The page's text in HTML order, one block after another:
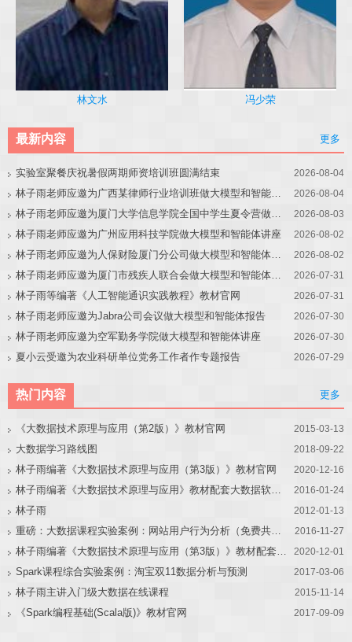
林文水 冯少荣
最新内容 更多
实验室聚餐庆祝暑假两期师资培训班圆满结束 2026-08-04
林子雨老师应邀为广西某律师行业培训班做大模型和智能体讲座 2026-08-04
林子雨老师应邀为厦门大学信息学院全国中学生夏令营做大模型讲座 2026-08-03
林子雨老师应邀为广州应用科技学院做大模型和智能体讲座 2026-08-02
林子雨老师应邀为人保财险厦门分公司做大模型和智能体讲座 2026-08-02
林子雨老师应邀为厦门市残疾人联合会做大模型和智能体讲座 2026-07-31
林子雨等编著《人工智能通识实践教程》教材官网 2026-07-31
林子雨老师应邀为Jabra公司会议做大模型和智能体报告 2026-07-30
林子雨老师应邀为空军勤务学院做大模型和智能体讲座 2026-07-30
夏小云受邀为农业科研单位党务工作者作专题报告 2026-07-29
热门内容 更多
《大数据技术原理与应用（第2版）》教材官网 2015-03-13
大数据学习路线图 2018-09-22
林子雨编著《大数据技术原理与应用（第3版）》教材官网 2020-12-16
林子雨编著《大数据技术原理与应用》教材配套大数据软件安装和编程实践指南 2016-01-24
林子雨 2012-01-13
重磅：大数据课程实验案例：网站用户行为分析（免费共享） 2016-11-27
林子雨编著《大数据技术原理与应用（第3版）》教材配套大数据软件安装和编程实践指南 2020-12-01
Spark课程综合实验案例：淘宝双11数据分析与预测 2017-03-06
林子雨主讲入门级大数据在线课程 2015-11-14
《Spark编程基础(Scala版)》教材官网 2017-09-09